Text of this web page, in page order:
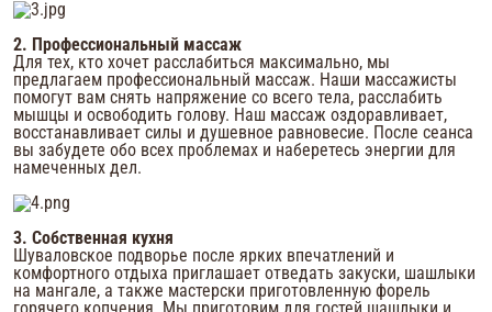
2. Профессиональный массаж
Для тех, кто хочет расслабиться максимально, мы
предлагаем профессиональный массаж. Наши массажисты
помогут вам снять напряжение со всего тела, расслабить
мышцы и освободить голову. Наш массаж оздоравливает,
восстанавливает силы и душевное равновесие. После сеанса
вы забудете обо всех проблемах и наберетесь энергии для
намеченных дел.
3. Собственная кухня
Шуваловское подворье после ярких впечатлений и
комфортного отдыха приглашает отведать закуски, шашлыки
на мангале, а также мастерски приготовленную форель